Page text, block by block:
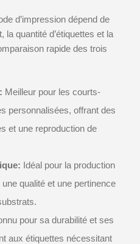
d’impression dépend de
quantité d’étiquettes et la
rapide des trois
Meilleur pour les courts-
personnalisées, offrant des
et une reproduction de
Idéal pour la production
qualité et une pertinence
pour sa durabilité et ses
aux étiquettes nécessitant